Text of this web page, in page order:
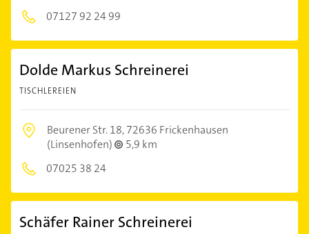
07127 92 24 99
Dolde Markus Schreinerei
TISCHLEREIEN
Beurener Str. 18,72636 Frickenhausen
(Linsenhofen)
5,9 km
07025 38 24
Schäfer Rainer Schreinerei